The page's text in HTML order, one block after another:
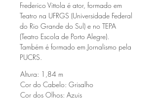
Frederico Vittola é ator, formado em
Teatro na UFRGS (Universidade Federal
do Rio Grande do Sul) e no TEPA
(Teatro Escola de Porto Alegre).
Também é formado em Jornalismo pela
PUCRS.
Altura: 1,84 m
Cor do Cabelo: Grisalho
Cor dos Olhos: Azuis